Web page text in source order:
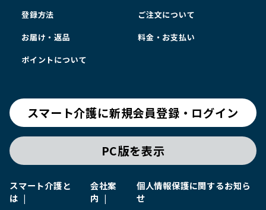
登録方法 ご注文について
お届け・返品 料金・お支払い
ポイントについて
スマート介護に新規会員登録・ログイン
PC版を表示
スマート介護と
は
会社案
内
個人情報保護に関するお知ら
せ